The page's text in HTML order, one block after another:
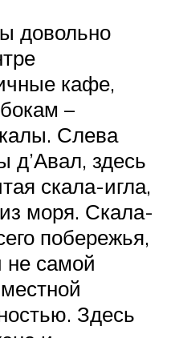
довольно
кафе,
–
Слева
д’Авал, здесь
скала-игла,
моря. Скала-
побережья,
не самой
Здесь